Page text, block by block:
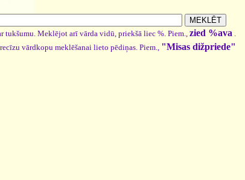
tukšumu. Meklējot arī vārda vidū, priekšā liec %. Piem., zied %ava .
vārdkopu meklēšanai lieto pēdiņas. Piem., "Misas dižpriede"